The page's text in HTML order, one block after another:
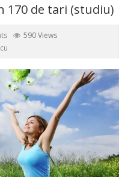
170 de tari (studiu)
590 Views